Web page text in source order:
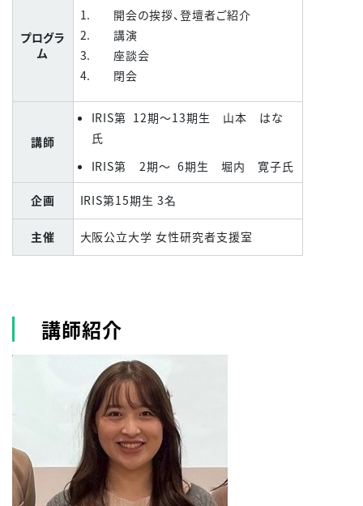
プログラ
ム
1. 開会の挨拶、登壇者ご紹介
2. 講演
3. 座談会
4. 閉会
講師
IRIS第 12期～13期生 山本 はな
氏
IRIS第 2期～ 6期生 堀内 寛子氏
企画 IRIS第15期生 3名
主催 大阪公立大学 女性研究者支援室
講師紹介